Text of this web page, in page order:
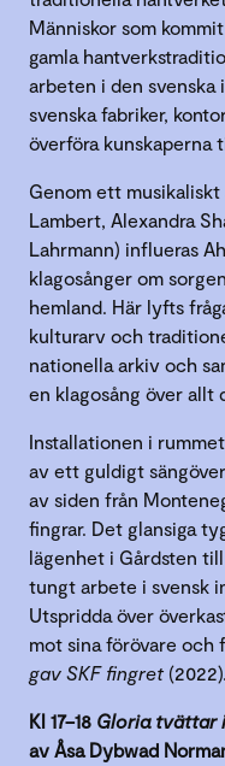
Människor som
gamla
arbeten i den svenska
svenska fabriker,
överföra kunskaperna
Genom ett musikaliskt
Lambert, Alexandra
Lahrmann) influeras
klagosånger om
hemland. Här lyfts
kulturarv och
nationella arkiv och
en klagosång över allt
Installationen i
av ett guldigt
av siden från
fingrar. Det glansiga
lägenhet i Gårdsten
tungt arbete i svensk
Utspridda över
mot sina förövare och
gav SKF fingret (2022).
Kl 17–18 Gloria tvättar
av Åsa Dybwad